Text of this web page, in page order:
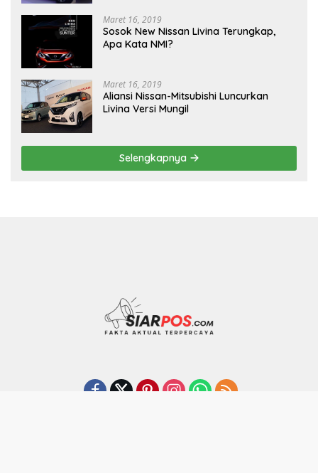
Maret 16, 2019
Sosok New Nissan Livina Terungkap,
Apa Kata NMI?
Maret 16, 2019
Aliansi Nissan-Mitsubishi Luncurkan
Livina Versi Mungil
Selengkapnya